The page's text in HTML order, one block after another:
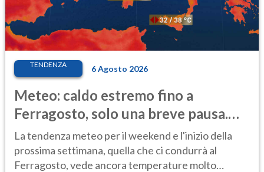
TENDENZA 6 Agosto 2026
Meteo: caldo estremo fino a
Ferragosto, solo una breve pausa.
Ecco dove
La tendenza meteo per il weekend e l'inizio della
prossima settimana, quella che ci condurrà al
Ferragosto, vede ancora temperature molto